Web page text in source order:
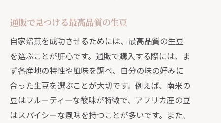
通販で見つける最高品質の生豆
自家焙煎を成功させるためには、最高品質の生豆
を選ぶことが肝心です。通販で購入する際には、ま
ず各産地の特性や風味を調べ、自分の味の好みに
合った生豆を選ぶことが大切です。例えば、南米の
豆はフルーティーな酸味が特徴で、アフリカ産の豆
はスパイシーな風味を持つことが多いです。また、